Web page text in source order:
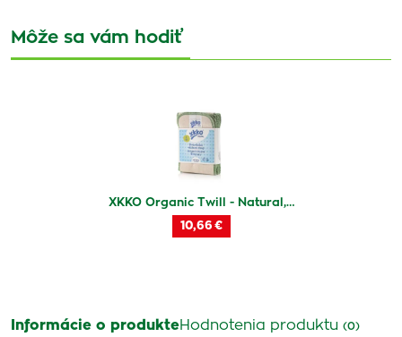
Môže sa vám hodiť
XKKO Organic Twill - Natural,…
10,66 €
Informácie o produkteHodnotenia produktu (0)